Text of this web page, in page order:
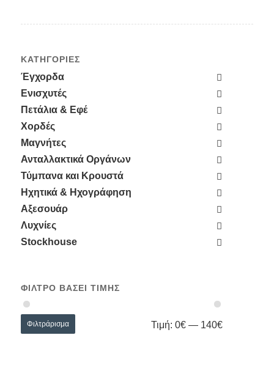
ΚΑΤΗΓΟΡΊΕΣ
Έγχορδα
Ενισχυτές
Πετάλια & Εφέ
Χορδές
Μαγνήτες
Ανταλλακτικά Οργάνων
Τύμπανα και Κρουστά
Ηχητικά & Ηχογράφηση
Αξεσουάρ
Λυχνίες
Stockhouse
ΦΊΛΤΡΟ ΒΆΣΕΙ ΤΙΜΉΣ
Φιλτράρισμα Τιμή:0€ — 140€